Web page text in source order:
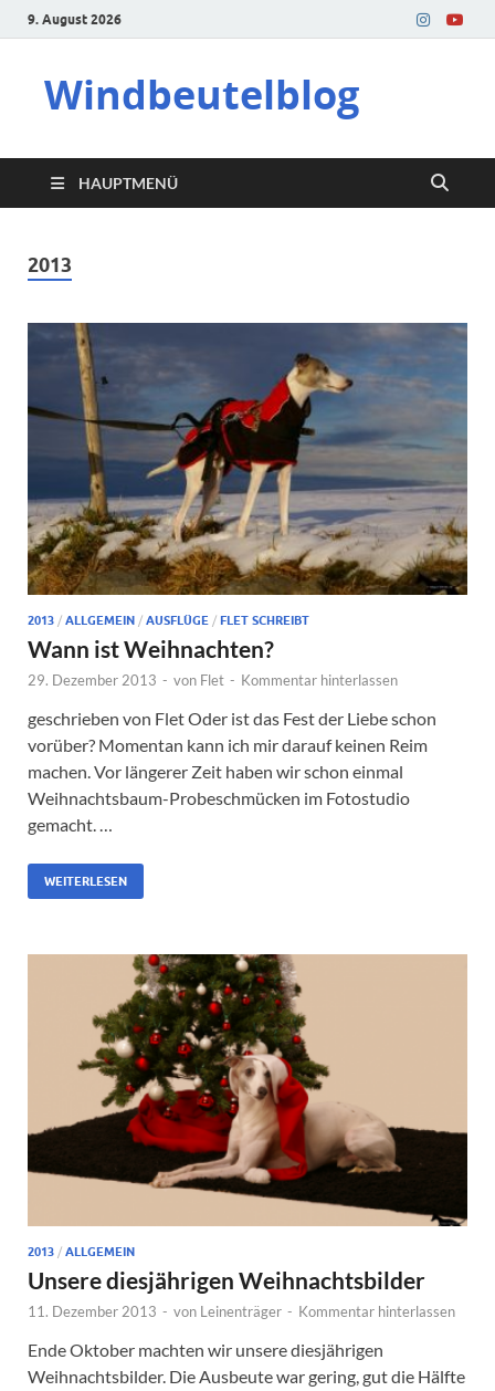
9. August 2026
Windbeutelblog
HAUPTMENÜ
2013
2013 / ALLGEMEIN / AUSFLÜGE / FLET SCHREIBT
Wann ist Weihnachten?
29. Dezember 2013 - von Flet - Kommentar hinterlassen
geschrieben von Flet Oder ist das Fest der Liebe schon
vorüber? Momentan kann ich mir darauf keinen Reim
machen. Vor längerer Zeit haben wir schon einmal
Weihnachtsbaum-Probeschmücken im Fotostudio
gemacht. …
WEITERLESEN
2013 / ALLGEMEIN
Unsere diesjährigen Weihnachtsbilder
11. Dezember 2013 - von Leinenträger - Kommentar hinterlassen
Ende Oktober machten wir unsere diesjährigen
Weihnachtsbilder. Die Ausbeute war gering, gut die Hälfte